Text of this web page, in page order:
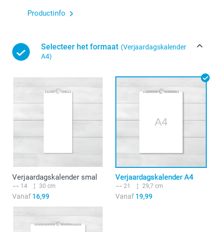
Productinfo
Selecteer het formaat (Verjaardagskalender
A4)
Verjaardagskalender smal
14 30 cm
Vanaf 16,99
Verjaardagskalender A4
21 29,7 cm
Vanaf19,99